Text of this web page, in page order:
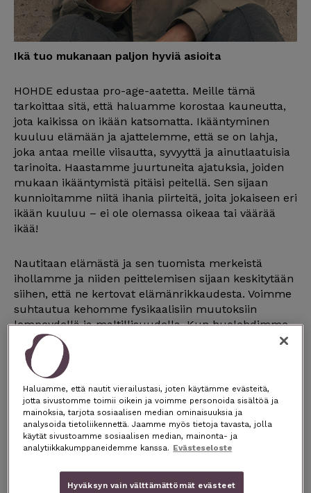
Ikä tuo mukanaan paljon hyviä asioita
HOHDE edustaa pro-age-aatetta. Meille tämä
tarkoittaa sitä, että haluamme korostaa kauneutta,
jota kaikissa on ikään katsomatta. Ikääntyminen
kuuluu elämään ja ajattelemme, että se on lahja,
joka antaa meille viisautta, syvyyttä ja ainutlaatuisia
tarinoita. Haastamme juurtuneita ajatuksia, joiden
mukaan ikääntymistä pitäisi peitellä. Sen sijaan
kunnioitamme niitä ihania piirteitä, joita jokaiseen eri
ikään kuuluu – ei ole olemassa oikeaa tai väärää
ikää!
Nautitaan elämästä ja sen tuomista merkeistä
ihollamme ja niiden peittelemisen sijaan keskitytään
siihen, että ne kertovat elämänrikkaudesta. Voimme
suhtautua kehomme fysikaalisiin muutoksiin
lempeydellä ja maltillisuudella. Kun huolehdimme
itsestämme ja ihostamme kokonaisvaltaisesti,
voimme näyttää kauniilta olimmepa minkä ikäisiä
tahansa. Oikeanlainen ihonhoitorutiini auttaa ihoasi
pysymään elinvoimaisena ja korostaa parhaita
puoliasi, mutta kauneus huokuu ennen kaikkea
sisäisestä rauhasta.
Me HOHDE-tiimiläiset olemme hemmottelun ja
vinkkejä siihen, kuinka saat aikuisen ihosi
Haluamme, että nautit vierailustasi, joten käytämme evästeitä,
jotta sivustomme toimii oikein ja voimme personoida sisältöä ja
mainoksia, tarjota sosiaalisen median ominaisuuksia ja
analysoida tietoliikennettä. Jaamme myös tietoja tavasta, jolla
käytät sivustoamme sosiaalisen median, mainonta- ja
analytiikkakumppaneidemme kanssa. Evästeseloste
Hyväksyn vain välttämättömät evästeet